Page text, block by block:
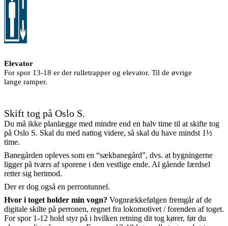
Elevator
For spor 13-18 er der rulletrapper og elevator. Til de øvrige
lange ramper.
Skift tog på Oslo S.
Du må ikke planlægge med mindre end en halv time til at skifte tog
på Oslo S. Skal du med nattog videre, så skal du have mindst 1½
time.
Banegården opleves som en “sækbanegård”, dvs. at bygningerne
ligger på tværs af sporene i den vestlige ende. Al gående færdsel
retter sig herimod.
Der er dog også en perrontunnel.
Hvor i toget holder min vogn? Vognrækkefølgen fremgår af de
digitale skilte på perronen, regnet fra lokomotivet / forenden af toget.
For spor 1-12 hold styr på i hvilken retning dit tog kører, før du